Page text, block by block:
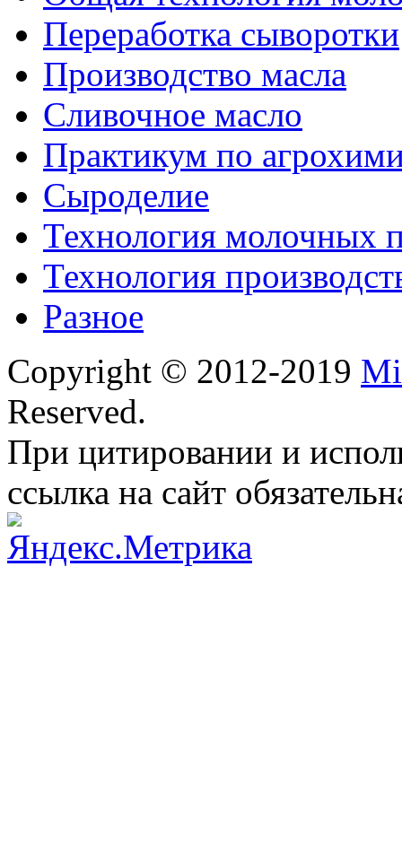
Переработка сыворотки
Производство масла
Сливочное масло
Практикум по
Сыроделие
Технология молочных
Технология
Разное
Copyright © 2012-2019
Reserved.
При цитировании и
ссылка на сайт